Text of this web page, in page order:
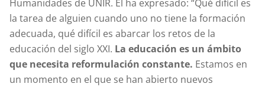
Humanidades de UNIR. Él ha expresado: “Qué difícil es
la tarea de alguien cuando uno no tiene la formación
adecuada, qué difícil es abarcar los retos de la
educación del siglo XXI. La educación es un ámbito
que necesita reformulación constante. Estamos en
un momento en el que se han abierto nuevos